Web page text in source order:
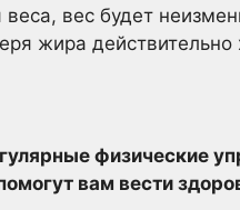
вес будет
жира
физические
вам вести